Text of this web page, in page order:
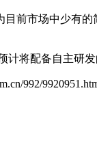
前市场中少有
将配备自主研
992/